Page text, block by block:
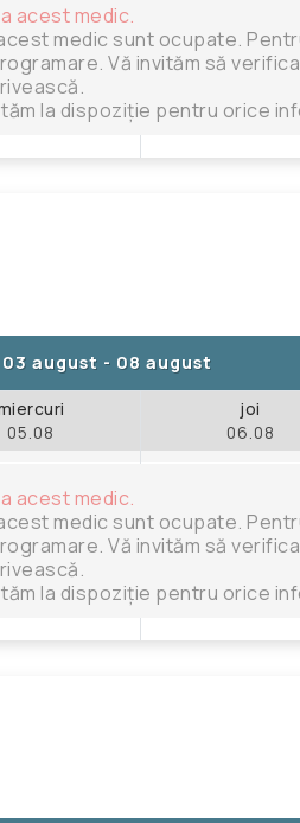
acest medic.
medic sunt ocupate.
Vă invităm să
la dispoziție pentru orice
03 august - 08 august
05.08
joi
06.08
acest medic.
medic sunt ocupate.
Vă invităm să
la dispoziție pentru orice